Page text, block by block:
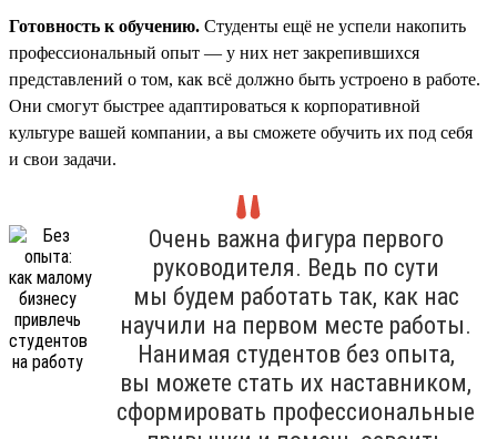
Готовность к обучению. Студенты ещё не успели накопить
профессиональный опыт — у них нет закрепившихся
представлений о том, как всё должно быть устроено в работе.
Они смогут быстрее адаптироваться к корпоративной
культуре вашей компании, а вы сможете обучить их под себя
и свои задачи.
Очень важна фигура первого
руководителя. Ведь по сути
мы будем работать так, как нас
научили на первом месте работы.
Нанимая студентов без опыта,
вы можете стать их наставником,
сформировать профессиональные